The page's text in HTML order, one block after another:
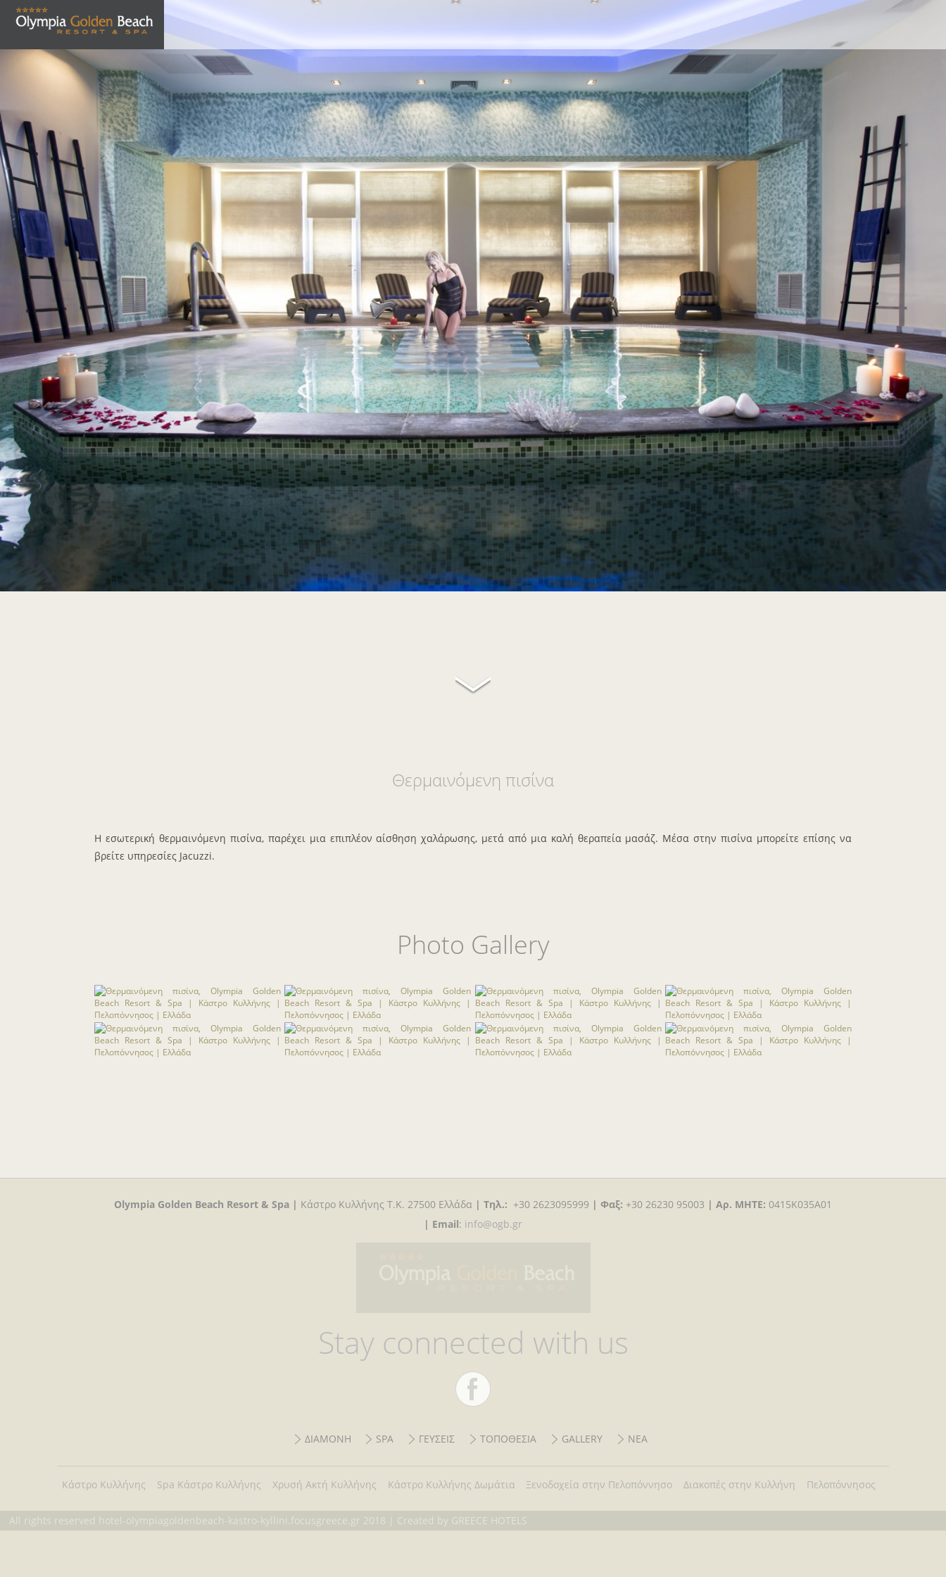
Θερμαινόμενη πισίνα
Η εσωτερική θερμαινόμενη πισίνα, παρέχει μια επιπλέον αίσθηση χαλάρωσης, μετά από μια καλή θεραπεία μασάζ. Μέσα στην πισίνα μπορείτε επίσης να
βρείτε υπηρεσίες Jacuzzi.
Photo Gallery
Olympia Golden Beach Resort & Spa | Κάστρο Κυλλήνης T.K. 27500 Ελλάδα | Τηλ.: +30 2623095999 | Φαξ: +30 26230 95003 | Αρ. MHTE: 0415K035A01
| Email: info@ogb.gr
Stay connected with us
ΔΙΑΜΟΝΗ SPA ΓΕΥΣΕΙΣ ΤΟΠΟΘΕΣΙΑ GALLERY ΝΕΑ
Κάστρο Κυλλήνης Spa Κάστρο Κυλλήνης Χρυσή Ακτή Κυλλήνης Κάστρο Κυλλήνης Δωμάτια Ξενοδοχεία στην Πελοπόννησο Διακοπές στην Κυλλήνη Πελοπόννησος
All rights reserved hotel-olympiagoldenbeach-kastro-kyllini.focusgreece.gr 2018 | Created by GREECE HOTELS